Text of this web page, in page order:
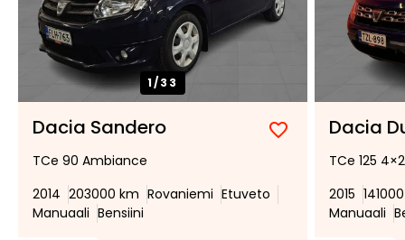
1/33
Dacia Sandero
Lisää
suosikiksi
Poista
suosikeista
TCe 90 Ambiance
2014 203000 km Rovaniemi Etuveto
Manuaali Bensiini
Dacia
TCe 125
2015
Manuaali